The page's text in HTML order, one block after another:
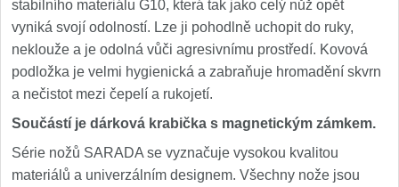
stabilního materiálu G10, která tak jako celý nůž opět
vyniká svojí odolností. Lze ji pohodlně uchopit do ruky,
neklouže a je odolná vůči agresivnímu prostředí. Kovová
podložka je velmi hygienická a zabraňuje hromadění skvrn
a nečistot mezi čepelí a rukojetí.
Součástí je dárková krabička s magnetickým zámkem.
Série nožů SARADA se vyznačuje vysokou kvalitou
materiálů a univerzálním designem. Všechny nože jsou